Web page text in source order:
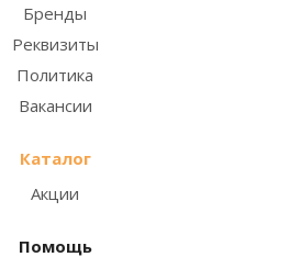
Бренды
Реквизиты
Политика
Вакансии
Каталог
Акции
Помощь